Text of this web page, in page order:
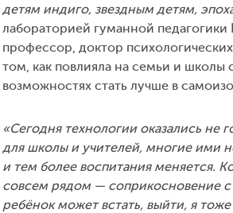
детям индиго, звездным детям,
лабораторией гуманной
профессор, доктор
том, как повлияла на семьи и школы
возможностях стать лучше в
«Сегодня технологии оказались не
для школы и учителей, многие ими
и тем более воспитания меняется.
совсем рядом — соприкосновение
ребёнок может встать, выйти, я